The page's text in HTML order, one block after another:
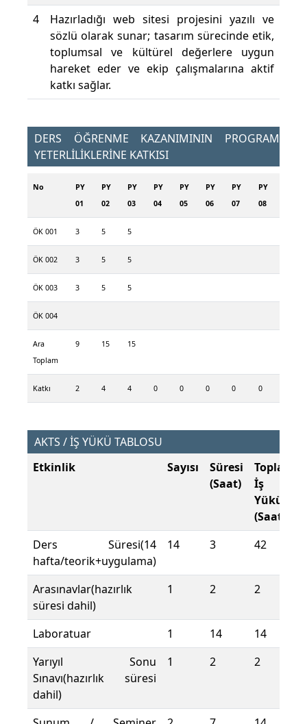
4
Hazırladığı web sitesi projesini yazılı ve
sözlü olarak sunar; tasarım sürecinde etik,
toplumsal ve kültürel değerlere uygun
hareket eder ve ekip çalışmalarına aktif
katkı sağlar.
DERS ÖĞRENME KAZANIMININ PROGRAM
YETERLİLİKLERİNE KATKISI
No
PY
01
PY
02
PY
03
PY
04
PY
05
PY
06
PY
07
PY
08
ÖK 001 3 5 5
ÖK 002 3 5 5
ÖK 003 3 5 5
ÖK 004
Ara
Toplam
9 15 15
Katkı 2 4 4 0 0 0 0 0
AKTS / İŞ YÜKÜ TABLOSU
Etkinlik
Sayısı
Süresi
(Saat)
Toplam
İş
Yükü
(Saat)
Ders Süresi(14
hafta/teorik+uygulama)
14 3 42
Arasınavlar(hazırlık
süresi dahil)
1 2 2
Laboratuar 1 14
14
Yarıyıl Sonu
Sınavı(hazırlık süresi
dahil)
1 2 2